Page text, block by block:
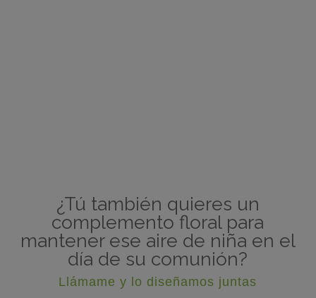
¿Tú también quieres un
complemento floral para
mantener ese aire de niña en el
día de su comunión?
Llámame y lo diseñamos juntas